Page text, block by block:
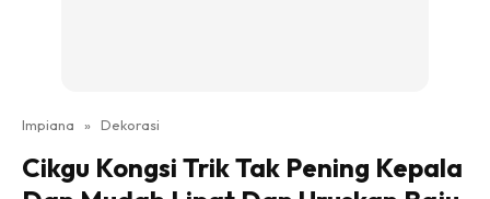
Ruang Makan
Impiana » Dekorasi
Cikgu Kongsi Trik Tak Pening Kepala